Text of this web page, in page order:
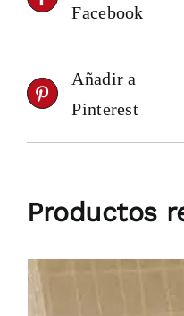
Facebook
Añadir a
Pinterest
Productos